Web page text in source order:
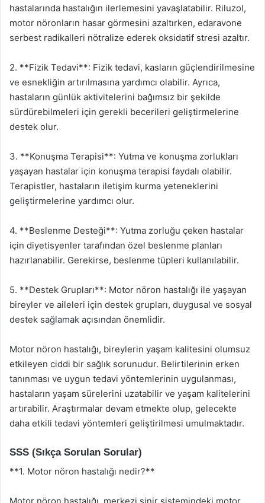
hastalarında hastalığın ilerlemesini yavaşlatabilir. Riluzol,
motor nöronların hasar görmesini azaltırken, edaravone
serbest radikalleri nötralize ederek oksidatif stresi azaltır.
2. **Fizik Tedavi**: Fizik tedavi, kasların güçlendirilmesine
ve esnekliğin artırılmasına yardımcı olabilir. Ayrıca,
hastaların günlük aktivitelerini bağımsız bir şekilde
sürdürebilmeleri için gerekli becerileri geliştirmelerine
destek olur.
3. **Konuşma Terapisi**: Yutma ve konuşma zorlukları
yaşayan hastalar için konuşma terapisi faydalı olabilir.
Terapistler, hastaların iletişim kurma yeteneklerini
geliştirmelerine yardımcı olur.
4. **Beslenme Desteği**: Yutma zorluğu çeken hastalar
için diyetisyenler tarafından özel beslenme planları
hazırlanabilir. Gerekirse, beslenme tüpleri kullanılabilir.
5. **Destek Grupları**: Motor nöron hastalığı ile yaşayan
bireyler ve aileleri için destek grupları, duygusal ve sosyal
destek sağlamak açısından önemlidir.
Motor nöron hastalığı, bireylerin yaşam kalitesini olumsuz
etkileyen ciddi bir sağlık sorunudur. Belirtilerinin erken
tanınması ve uygun tedavi yöntemlerinin uygulanması,
hastaların yaşam sürelerini uzatabilir ve yaşam kalitelerini
artırabilir. Araştırmalar devam etmekte olup, gelecekte
daha etkili tedavi yöntemleri geliştirilmesi umulmaktadır.
SSS (Sıkça Sorulan Sorular)
**1. Motor nöron hastalığı nedir?**